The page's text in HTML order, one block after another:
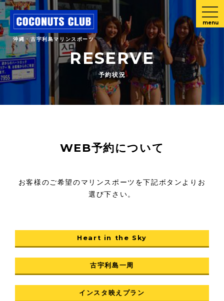
沖縄・古宇利島マリンスポーツ
menu
RESERVE
予約状況
WEB予約について
お客様のご希望のマリンスポーツを下記ボタンよりお
選び下さい。
Heart in the Sky
古宇利島一周
インスタ映えプラン